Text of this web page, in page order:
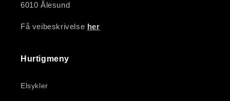
6010 Ålesund
Få veibeskrivelse her
Hurtigmeny
Elsykler